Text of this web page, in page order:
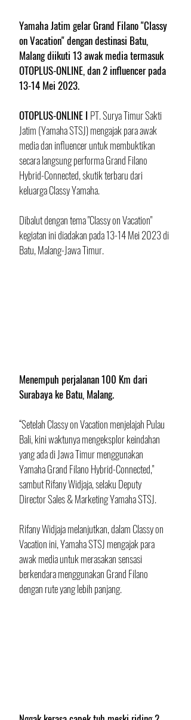
Yamaha Jatim gelar Grand Filano "Classy
on Vacation" dengan destinasi Batu,
Malang diikuti 13 awak media termasuk
OTOPLUS-ONLINE, dan 2 influencer pada
13-14 Mei 2023.
OTOPLUS-ONLINE I PT. Surya Timur Sakti
Jatim (Yamaha STSJ) mengajak para awak
media dan influencer untuk membuktikan
secara langsung performa Grand Filano
Hybrid-Connected, skutik terbaru dari
keluarga Classy Yamaha.
Dibalut dengan tema "Classy on Vacation"
kegiatan ini diadakan pada 13-14 Mei 2023 di
Batu, Malang-Jawa Timur.
Menempuh perjalanan 100 Km dari
Surabaya ke Batu, Malang.
“Setelah Classy on Vacation menjelajah Pulau
Bali, kini waktunya mengeksplor keindahan
yang ada di Jawa Timur menggunakan
Yamaha Grand Filano Hybrid-Connected,"
sambut Rifany Widjaja, selaku Deputy
Director Sales & Marketing Yamaha STSJ.
Rifany Widjaja melanjutkan, dalam Classy on
Vacation ini, Yamaha STSJ mengajak para
awak media untuk merasakan sensasi
berkendara menggunakan Grand Filano
dengan rute yang lebih panjang.